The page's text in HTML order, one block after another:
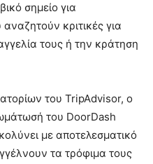
σημείο για
κριτικές για
τους ή την κράτηση
του TripAdvisor, ο
του DoorDash
με αποτελεσματικό
τα τρόφιμα τους